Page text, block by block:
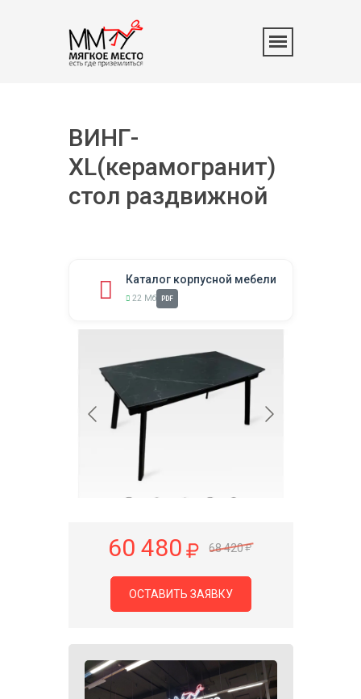
ВИНГ-
XL(керамогранит)
стол раздвижной
Каталог корпусной мебели
22 Мб PDF
60 480 68 420
ОСТАВИТЬ ЗАЯВКУ